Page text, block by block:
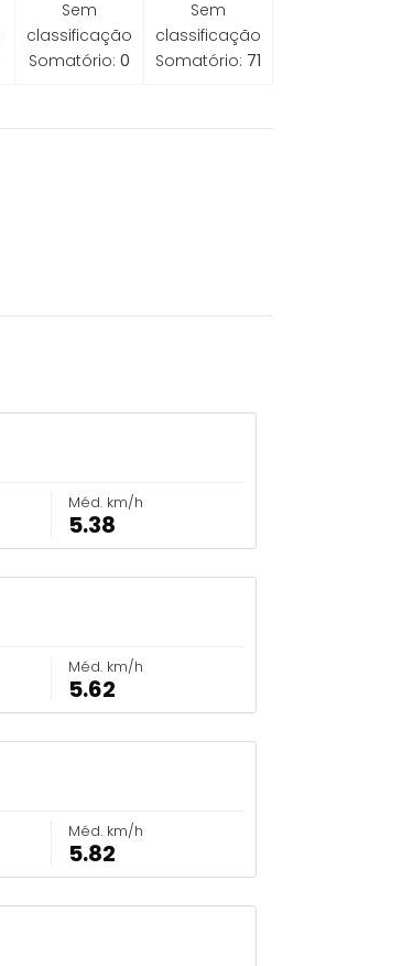
Sem
classificação
Somatório: 0
Sem
classificação
Somatório: 71
Méd. km/h
5.38
Méd. km/h
5.62
Méd. km/h
5.82